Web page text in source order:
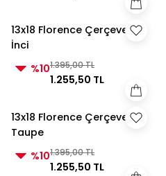
13x18 Florence Çerçeve
İnci
%101.395,00 TL
1.255,50 TL
13x18 Florence Çerçeve
Taupe
%101.395,00 TL
1.255,50 TL